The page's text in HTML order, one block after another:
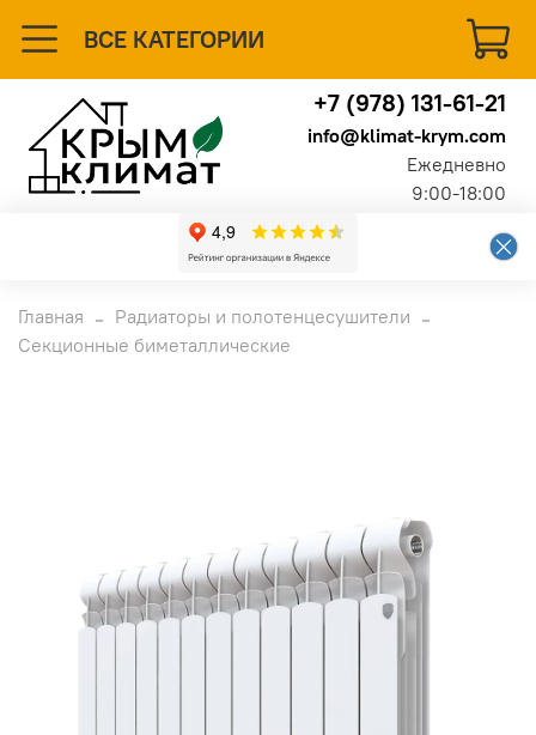
ВСЕ КАТЕГОРИИ
+7 (978) 131-61-21
info@klimat-krym.com
Ежедневно
9:00-18:00
Главная
Радиаторы и полотенцесушители
Секционные биметаллические